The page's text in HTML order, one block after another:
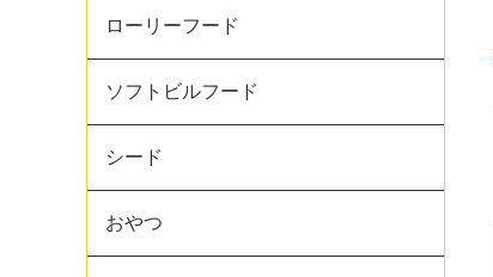
ローリーフード
ソフトビルフード
シード
おやつ